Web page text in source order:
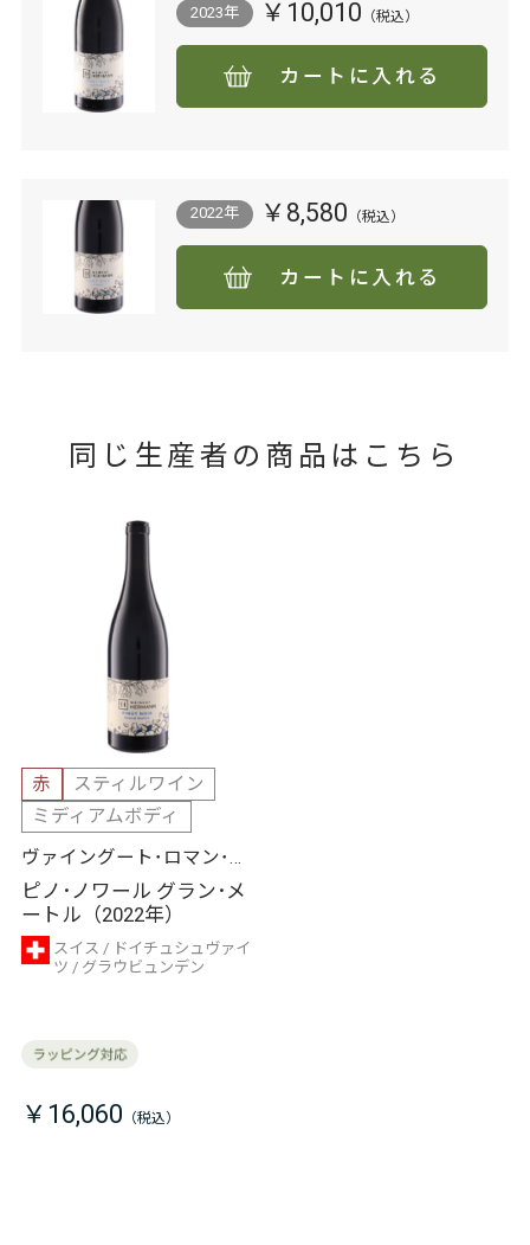
2023年 ￥10,010
カートに入れる
2022年 ￥8,580
カートに入れる
同じ生産者の商品はこちら
赤
スティルワイン
ミディアムボディ
ヴァイングート･ロマン･ヘ
ルマン
ピノ･ノワール グラン･メ
ートル（2022年）
スイス
ドイチュシュヴァイ
ツ
グラウビュンデン
￥16,060